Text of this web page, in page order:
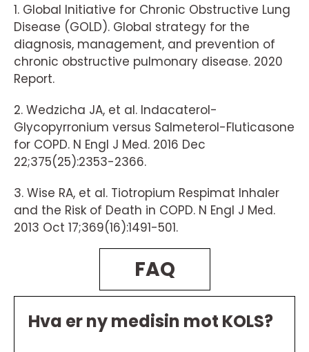
1. Global Initiative for Chronic Obstructive Lung
Disease (GOLD). Global strategy for the
diagnosis, management, and prevention of
chronic obstructive pulmonary disease. 2020
Report.
2. Wedzicha JA, et al. Indacaterol-
Glycopyrronium versus Salmeterol-Fluticasone
for COPD. N Engl J Med. 2016 Dec
22;375(25):2353-2366.
3. Wise RA, et al. Tiotropium Respimat Inhaler
and the Risk of Death in COPD. N Engl J Med.
2013 Oct 17;369(16):1491-501.
FAQ
Hva er ny medisin mot KOLS?